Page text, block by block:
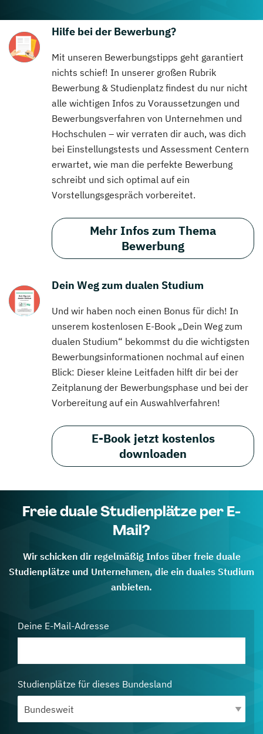
Hilfe bei der Bewerbung?
Mit unseren Bewerbungstipps geht garantiert
nichts schief! In unserer großen Rubrik
Bewerbung & Studienplatz findest du nur nicht
alle wichtigen Infos zu Voraussetzungen und
Bewerbungsverfahren von Unternehmen und
Hochschulen – wir verraten dir auch, was dich
bei Einstellungstests und Assessment Centern
erwartet, wie man die perfekte Bewerbung
schreibt und sich optimal auf ein
Vorstellungsgespräch vorbereitet.
Mehr Infos zum Thema
Bewerbung
Dein Weg zum dualen Studium
Und wir haben noch einen Bonus für dich! In
unserem kostenlosen E-Book „Dein Weg zum
dualen Studium“ bekommst du die wichtigsten
Bewerbungsinformationen nochmal auf einen
Blick: Dieser kleine Leitfaden hilft dir bei der
Zeitplanung der Bewerbungsphase und bei der
Vorbereitung auf ein Auswahlverfahren!
E-Book jetzt kostenlos
downloaden
Freie duale Studienplätze per E-
Mail?
Wir schicken dir regelmäßig Infos über freie duale
Studienplätze und Unternehmen, die ein duales Studium
anbieten.
Deine E-Mail-Adresse
Studienplätze für dieses Bundesland